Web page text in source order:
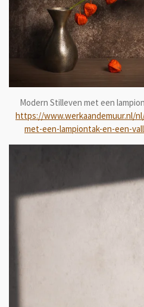
Modern Stilleven met een
https://www.werkaandemuur.nl/
met-een-lampiontak-en-een-